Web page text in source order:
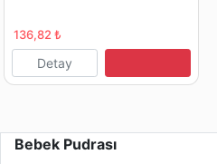
136,82 ₺
Detay
Bebek Pudrası